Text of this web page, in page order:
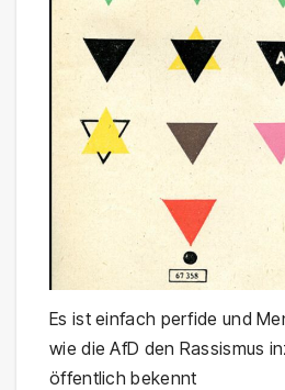
Es ist einfach perfide und
wie die AfD den Rassismus
öffentlich bekennt